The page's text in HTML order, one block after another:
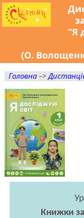
“Я
(О.
Головна–>
Книжки